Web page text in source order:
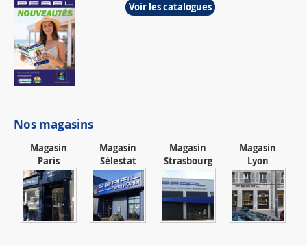
Voir les catalogues
Nos magasins
Magasin
Paris
Magasin
Sélestat
Magasin
Strasbourg
Magasin
Lyon